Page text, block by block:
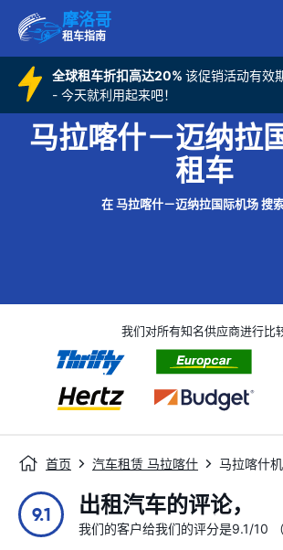
摩洛哥
租车指南
全球租车折扣高达20% 该促销活动有效
- 今天就利用起来吧！
马拉喀什－迈纳拉
租车
在 马拉喀什－迈纳拉国际机场 搜
我们对所有知名供应商进行比
首页 汽车租赁 马拉喀什 马拉喀什
9.1 出租汽车的评论，
我们的客户给我们的评分是9.1/10